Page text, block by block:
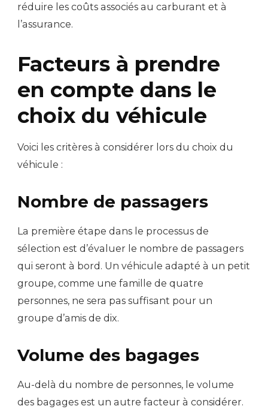
réduire les coûts associés au carburant et à
l’assurance.
Facteurs à prendre
en compte dans le
choix du véhicule
Voici les critères à considérer lors du choix du
véhicule :
Nombre de passagers
La première étape dans le processus de
sélection est d’évaluer le nombre de passagers
qui seront à bord. Un véhicule adapté à un petit
groupe, comme une famille de quatre
personnes, ne sera pas suffisant pour un
groupe d’amis de dix.
Volume des bagages
Au-delà du nombre de personnes, le volume
des bagages est un autre facteur à considérer.